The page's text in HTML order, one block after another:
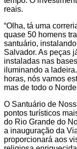
reais.
“Olha, tá uma
quase 50 homens
santuário,
Salvador. As peças
instaladas nas
iluminando a
horas, nós vamos
mas de todo o
O Santuário de
pontos turísticos
do Rio Grande do
a inauguração da
proporcionará aos